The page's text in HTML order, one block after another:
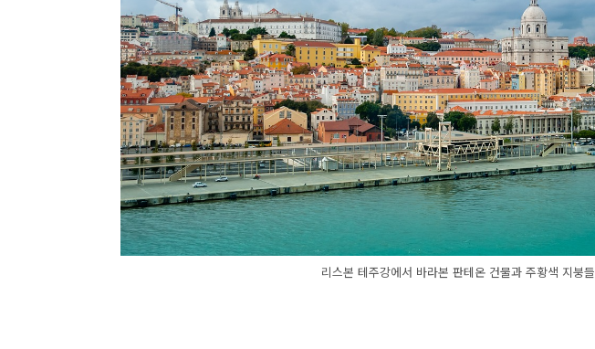
리스본 테주강에서 바라본 판테온 건물과 주황색 지붕들